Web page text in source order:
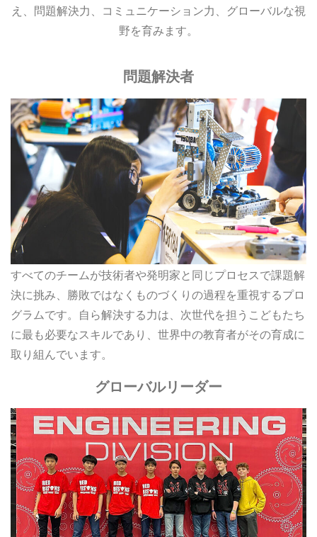
え、問題解決力、コミュニケーション力、グローバルな視
野を育みます。
問題解決者
すべてのチームが技術者や発明家と同じプロセスで課題解
決に挑み、勝敗ではなくものづくりの過程を重視するプロ
グラムです。自ら解決する力は、次世代を担うこどもたち
に最も必要なスキルであり、世界中の教育者がその育成に
取り組んでいます。
グローバルリーダー